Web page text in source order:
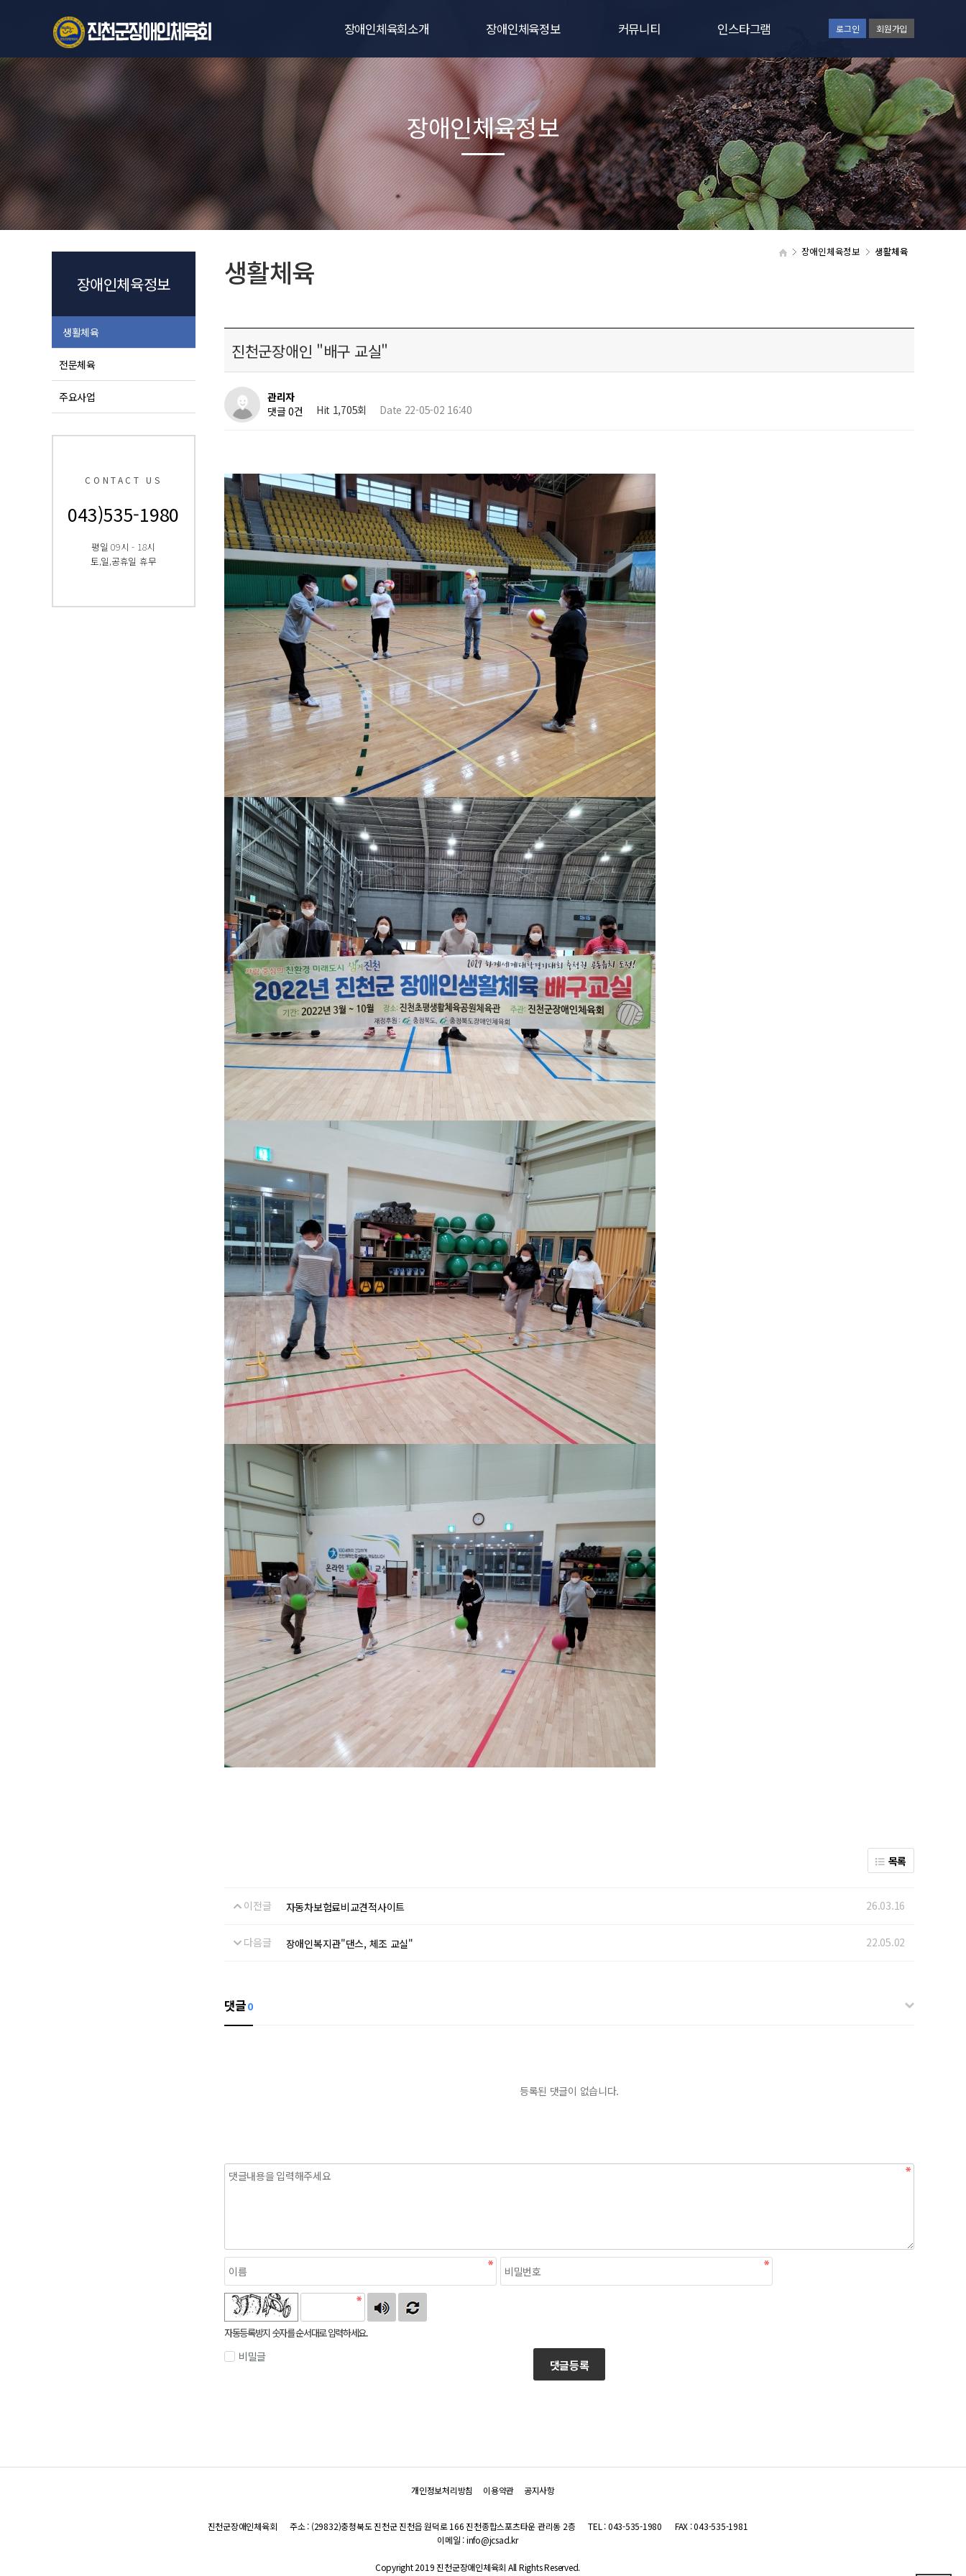
장애인체육회소개
인사말
연혁
비전
직원 및 임원현황
조직 및 기구
관련규정
오시는길
장애인체육정보
생활체육
전문체육
주요사업
커뮤니티
공지사항
대회및일정
포토갤러리
동영상갤러리
자료실
인스타그램
인스타그램보기
로그인 회원가입
장애인체육정보 생활체육
장애인체육정보
장애인체육정보
생활체육
전문체육
주요사업
CONTACT US
043)535-1980
평일 09시 - 18시
토,일,공휴일 휴무
생활체육
진천군장애인 "배구 교실"
관리자
댓글 0건
Hit 1,705회 Date 22-05-02 16:40
목록
이전글 자동차보험료비교견적사이트 26.03.16
다음글 장애인복지관"댄스, 체조 교실" 22.05.02
댓글0
등록된 댓글이 없습니다.
자동등록방지 숫자를 순서대로 입력하세요.
비밀글
댓글등록
개인정보처리방침 이용약관 공지사항
진천군장애인체육회 주소 : (29832)충청북도 진천군 진천읍 원덕로 166 진천종합스포츠타운 관리동 2층 TEL : 043-535-1980
FAX : 043-535-1981
이메일 : info@jcsad.kr
Copyright 2019 진천군장애인체육회 All Rights Reserved.